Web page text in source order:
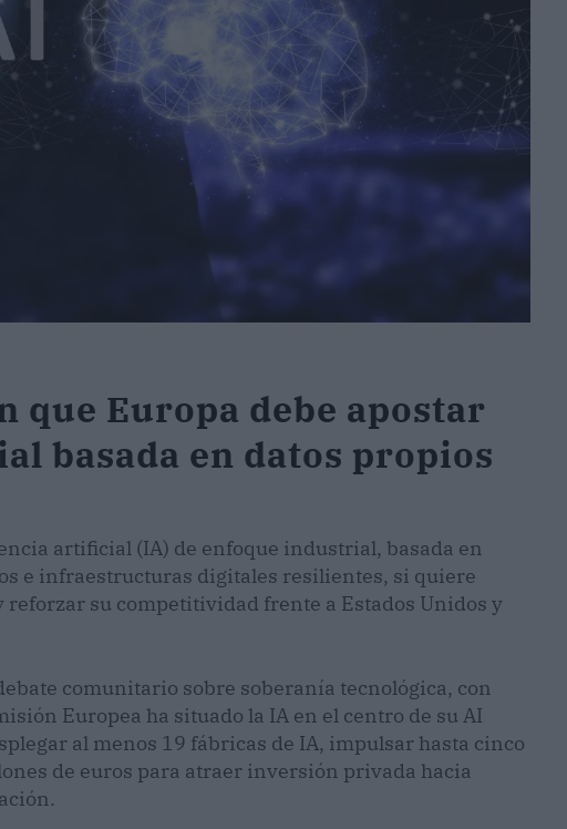
que Europa debe apostar
basada en datos propios
artificial (IA) de enfoque industrial, basada en
e infraestructuras digitales resilientes, si quiere
su competitividad frente a Estados Unidos y
comunitario sobre soberanía tecnológica, con
Europea ha situado la IA en el centro de su AI
al menos 19 fábricas de IA, impulsar hasta cinco
de euros para atraer inversión privada hacia